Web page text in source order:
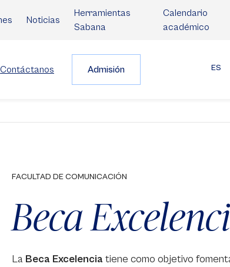
Noticias
Herramientas
Sabana
Calendario
académico
Contáctanos Admisión ES
FACULTAD DE COMUNICACIÓN
Beca
La Beca Excelencia tiene como objetivo